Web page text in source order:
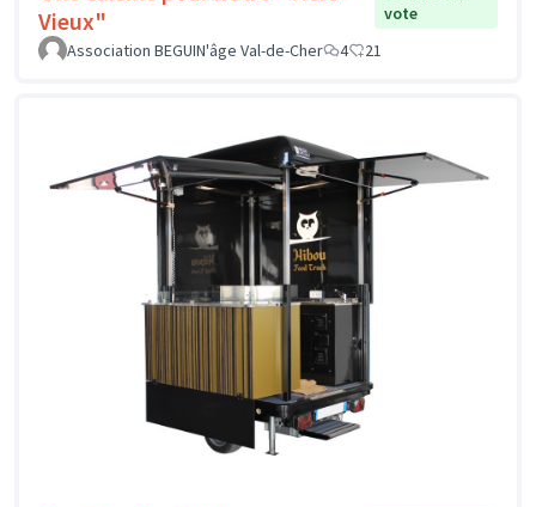
Vieux"
vote
Association BEGUIN'âge Val-de-Cher
4 21